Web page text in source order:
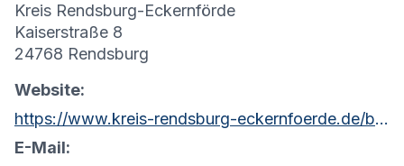
Kreis Rendsburg-Eckernförde
Kaiserstraße 8
24768 Rendsburg
Website:
https://www.kreis-rendsburg-eckernfoerde.de/bauen/gutachterausschuss
E-Mail: